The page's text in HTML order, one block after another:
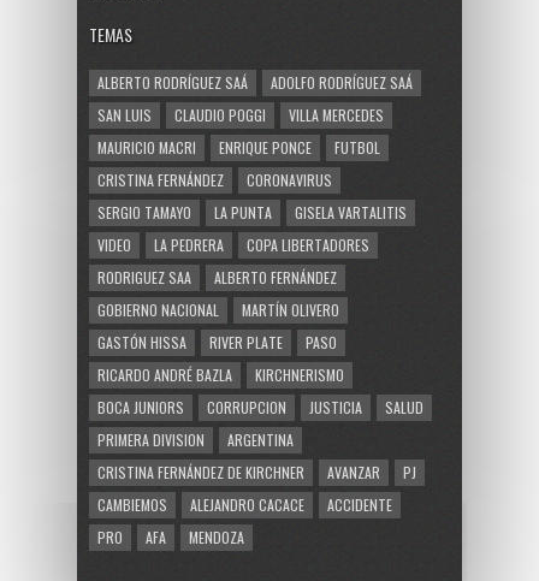
TEMAS
ALBERTO RODRÍGUEZ SAÁ
ADOLFO RODRÍGUEZ SAÁ
SAN LUIS
CLAUDIO POGGI
VILLA MERCEDES
MAURICIO MACRI
ENRIQUE PONCE
FUTBOL
CRISTINA FERNÁNDEZ
CORONAVIRUS
SERGIO TAMAYO
LA PUNTA
GISELA VARTALITIS
VIDEO
LA PEDRERA
COPA LIBERTADORES
RODRIGUEZ SAA
ALBERTO FERNÁNDEZ
GOBIERNO NACIONAL
MARTÍN OLIVERO
GASTÓN HISSA
RIVER PLATE
PASO
RICARDO ANDRÉ BAZLA
KIRCHNERISMO
BOCA JUNIORS
CORRUPCION JUSTICIA
SALUD
PRIMERA DIVISION
ARGENTINA
CRISTINA FERNÁNDEZ DE KIRCHNER
AVANZAR
PJ
CAMBIEMOS
ALEJANDRO CACACE
ACCIDENTE
PRO
AFA MENDOZA